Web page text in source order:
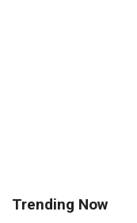
Trending Now